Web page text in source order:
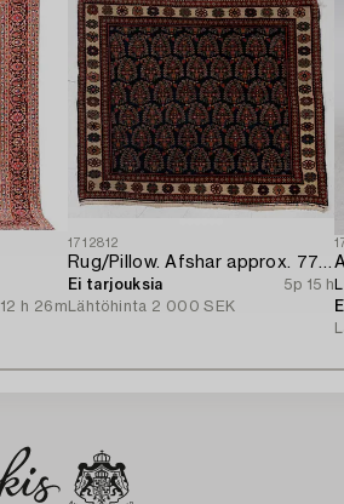
12 h 26m
1712812
Rug/Pillow. Afshar approx. 77 x 66 cm.
Ei tarjouksia
5p 15 h
Lähtöhinta 2 000 SEK